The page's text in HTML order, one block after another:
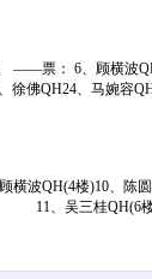
——票： 6、顾横波
徐佛QH24、马婉
波QH(4楼)10、
11、吴三桂QH(6